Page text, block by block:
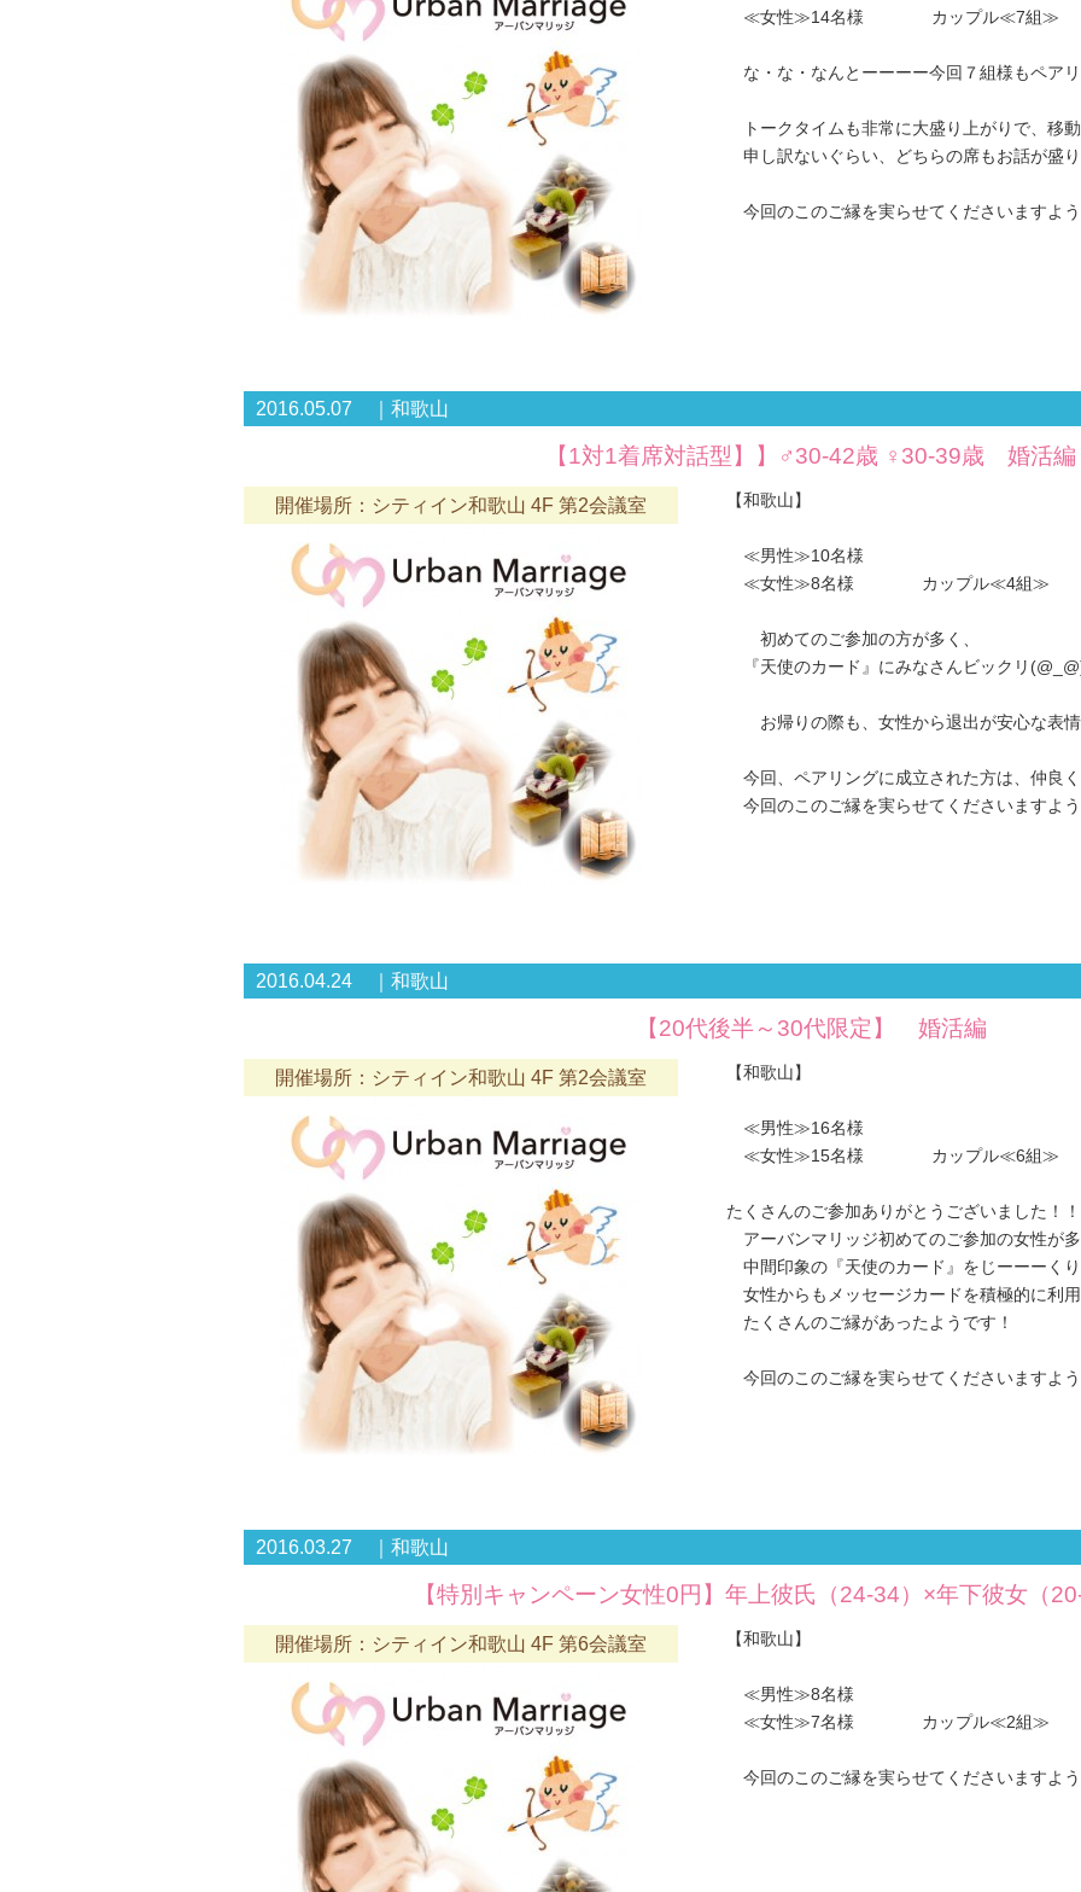
≪女性≫14名様 カップル≪7組≫
な・な・なんとーーーー今回７組様もペア
トークタイムも非常に大盛り上がりで、移
申し訳ないぐらい、どちらの席もお話が盛り
今回のこのご縁を実らせてくださいますよ
2016.05.07 ｜和歌山
【1対1着席対話型】】♂30-42歳 ♀30-39歳 婚活編
開催場所：シティイン和歌山 4F 第2会議室 【和歌山】
≪男性≫10名様
≪女性≫8名様 カップル≪4組≫
初めてのご参加の方が多く、
『天使のカード』にみなさんビックリ
お帰りの際も、女性から退出が安心な表情
今回、ペアリングに成立された方は、仲良く
今回のこのご縁を実らせてくださいますよ
2016.04.24 ｜和歌山
【20代後半～30代限定】 婚活編
開催場所：シティイン和歌山 4F 第2会議室 【和歌山】
≪男性≫16名様
≪女性≫15名様 カップル≪6組≫
たくさんのご参加ありがとうございました！！
アーバンマリッジ初めてのご参加の女性が多
中間印象の『天使のカード』をじーーーく
女性からもメッセージカードを積極的に利
たくさんのご縁があったようです！
今回のこのご縁を実らせてくださいますよ
2016.03.27 ｜和歌山
【特別キャンペーン女性0円】年上彼氏（24-34）×年下彼女（
開催場所：シティイン和歌山 4F 第6会議室 【和歌山】
≪男性≫8名様
≪女性≫7名様 カップル≪2組≫
今回のこのご縁を実らせてくださいますよ